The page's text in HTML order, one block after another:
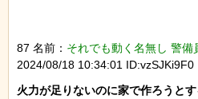
87 名前： それでも動く名無し 警備
2024/08/18 10:34:01 ID:vzSJKi9F0
火力が足りないのに家で作ろうと